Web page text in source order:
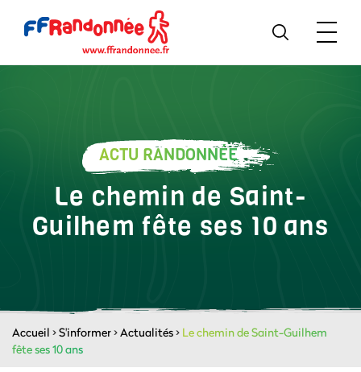
ACTU RANDONNÉE
Le chemin de Saint-
Guilhem fête ses 10 ans
Accueil >S'informer>Actualités> Le chemin de Saint-Guilhem
fête ses 10 ans